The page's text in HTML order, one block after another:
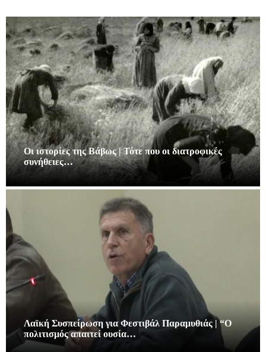
Οι ιστορίες της Βάβως | Τότε που οι διατροφικές
συνήθειες…
Λαϊκή Συσπείρωση για Φεστιβάλ Παραμυθιάς | “Ο
πολιτισμός απαιτεί ουσία…